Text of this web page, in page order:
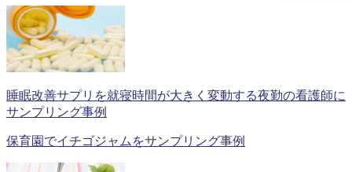
睡眠改善サプリを就寝時間が大きく変動する夜勤の看護師に
サンプリング事例
保育園でイチゴジャムをサンプリング事例